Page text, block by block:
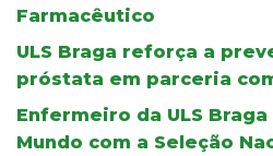
Farmacêutico
ULS Braga reforça a
próstata em parceria com
Enfermeiro da ULS
Mundo com a Seleção